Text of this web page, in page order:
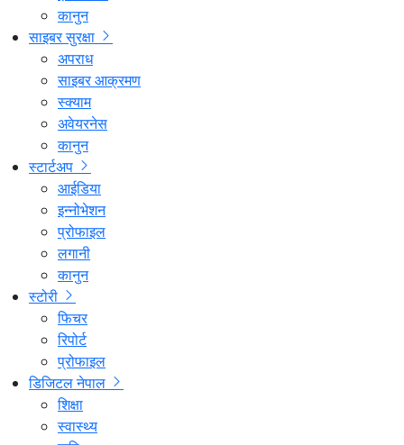
कानुन
साइबर सुरक्षा
अपराध
साइबर आक्रमण
स्क्याम
अवेयरनेस
कानुन
स्टार्टअप
आईडिया
इन्नोभेशन
प्रोफाइल
लगानी
कानुन
स्टोरी
फिचर
रिपोर्ट
प्रोफाइल
डिजिटल नेपाल
शिक्षा
स्वास्थ्य